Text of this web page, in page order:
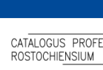
Browsen
direkt zum Inhalt